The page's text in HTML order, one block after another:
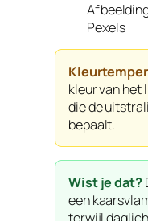
Pexels
kleur van het
die de
bepaalt.
Wist je dat?
een